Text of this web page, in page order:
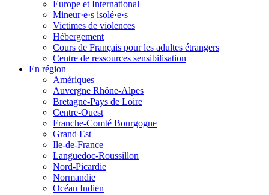
Europe et International
Mineur·e·s isolé·e·s
Victimes de violences
Hébergement
Cours de Français pour les adultes étrangers
Centre de ressources sensibilisation
En région
Amériques
Auvergne Rhône-Alpes
Bretagne-Pays de Loire
Centre-Ouest
Franche-Comté Bourgogne
Grand Est
Ile-de-France
Languedoc-Roussillon
Nord-Picardie
Normandie
Océan Indien